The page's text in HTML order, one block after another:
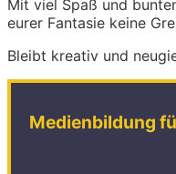
Mit viel Spaß und
eurer Fantasie keine
Bleibt kreativ und
Medienbildung